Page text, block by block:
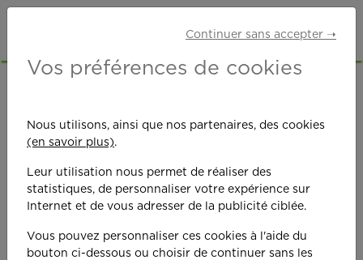
ÉVÈNEMENT :
Ouverture
nouvelle agence à
Sélestat
Continuer sans accepter ➝
Vos préférences de cookies
Nous utilisons, ainsi que nos partenaires, des cookies
(en savoir plus).
Leur utilisation nous permet de réaliser des
statistiques, de personnaliser votre expérience sur
Internet et de vous adresser de la publicité ciblée.
Vous pouvez personnaliser ces cookies à l'aide du
bouton ci-dessous ou choisir de continuer sans les